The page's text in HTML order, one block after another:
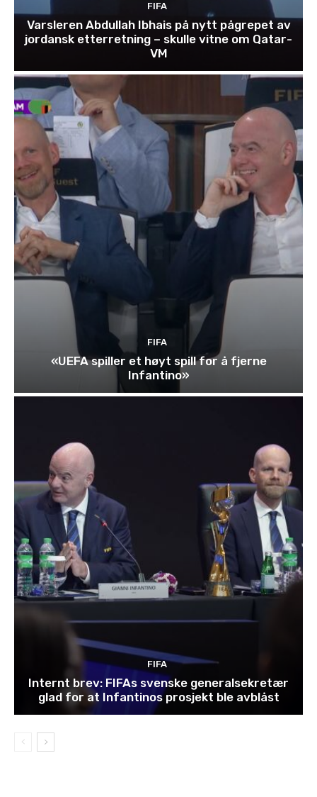
FIFA
Varsleren Abdullah Ibhais på nytt pågrepet av
jordansk etterretning – skulle vitne om Qatar-
VM
FIFA
«UEFA spiller et høyt spill for å fjerne
Infantino»
FIFA
Internt brev: FIFAs svenske generalsekretær
glad for at Infantinos prosjekt ble avblåst